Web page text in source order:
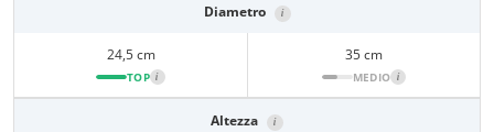
Diametro i
24,5 cm
TOP i
35 cm
MEDIO i
Altezza i